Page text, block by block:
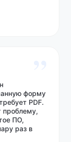
форму
PDF.
проблему,
ПО,
раз в